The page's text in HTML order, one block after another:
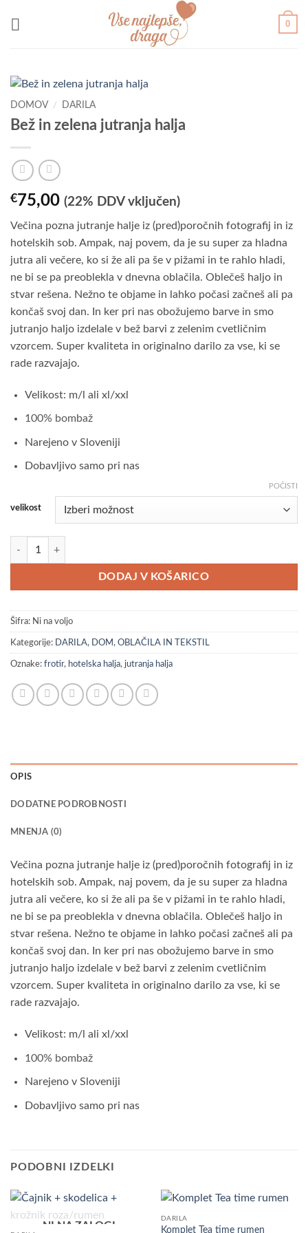
0
DOMOV / DARILA
Bež in zelena jutranja halja
€75,00 (22% DDV vključen)
Večina pozna jutranje halje iz (pred)poročnih fotografij in iz
hotelskih sob. Ampak, naj povem, da je su super za hladna
jutra ali večere, ko si že ali pa še v pižami in te rahlo hladi,
ne bi se pa preoblekla v dnevna oblačila. Oblečeš haljo in
stvar rešena. Nežno te objame in lahko počasi začneš ali pa
končaš svoj dan. In ker pri nas obožujemo barve in smo
jutranjo haljo izdelale v bež barvi z zelenim cvetličnim
vzorcem. Super kvaliteta in originalno darilo za vse, ki se
rade razvajajo.
Velikost: m/l ali xl/xxl
100% bombaž
Narejeno v Sloveniji
Dobavljivo samo pri nas
velikost
POČISTI
Bež in zelena jutranja halja količina
DODAJ V KOŠARICO
Šifra: Ni na voljo
Kategorije: DARILA, DOM , OBLAČILA IN TEKSTIL
Oznake: frotir, hotelska halja, jutranja halja
OPIS
DODATNE PODROBNOSTI
MNENJA (0)
Večina pozna jutranje halje iz (pred)poročnih fotografij in iz
hotelskih sob. Ampak, naj povem, da je su super za hladna
jutra ali večere, ko si že ali pa še v pižami in te rahlo hladi,
ne bi se pa preoblekla v dnevna oblačila. Oblečeš haljo in
stvar rešena. Nežno te objame in lahko počasi začneš ali pa
končaš svoj dan. In ker pri nas obožujemo barve in smo
jutranjo haljo izdelale v bež barvi z zelenim cvetličnim
vzorcem. Super kvaliteta in originalno darilo za vse, ki se
rade razvajajo.
Velikost: m/l ali xl/xxl
100% bombaž
Narejeno v Sloveniji
Dobavljivo samo pri nas
PODOBNI IZDELKI
NI NA ZALOGI
DARILA
Komplet Tea time rumen